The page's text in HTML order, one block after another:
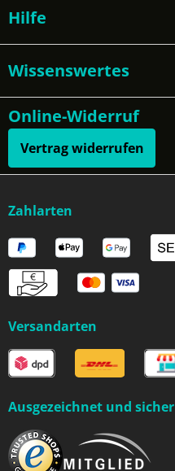
Hilfe
Wissenswertes
Online-Widerruf
Vertrag widerrufen
Zahlarten
Versandarten
Ausgezeichnet und sicher